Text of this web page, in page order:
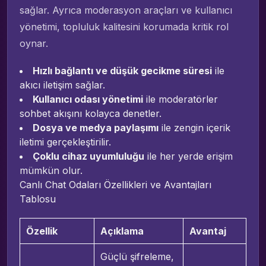
sağlar. Ayrıca moderasyon araçları ve kullanıcı
yönetimi, topluluk kalitesini korumada kritik rol
oynar.
Hızlı bağlantı ve düşük gecikme süresi ile
akıcı iletişim sağlar.
Kullanıcı odası yönetimi ile moderatörler
sohbet akışını kolayca denetler.
Dosya ve medya paylaşımı ile zengin içerik
iletimi gerçekleştirilir.
Çoklu cihaz uyumluluğu ile her yerde erişim
mümkün olur.
Canlı Chat Odaları Özellikleri ve Avantajları
Tablosu
Özellik Açıklama Avantaj
Güçlü şifreleme,